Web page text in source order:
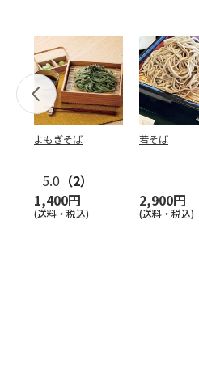
よもぎそば
5.0 （2）
1,400円
(送料・税込)
若そば
2,900円
(送料・税込)